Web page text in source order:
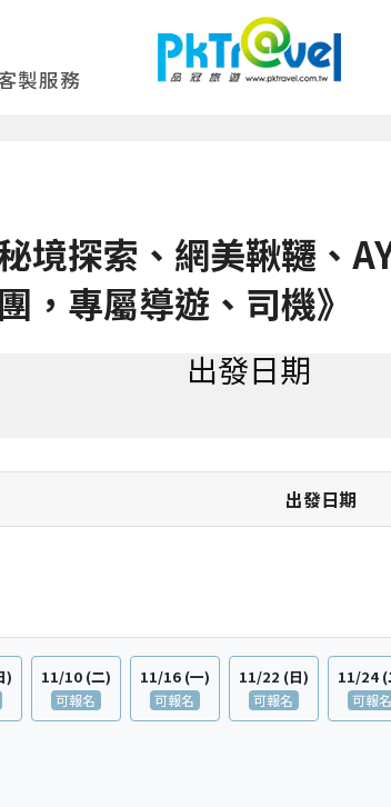
製服務
境探索、網美鞦韆、
，專屬導遊、司機》
出發日期
日期
) 11/10 (二)
可報名
11/16 (一)
可報名
11/22 (日)
可報名
11/24
可報名